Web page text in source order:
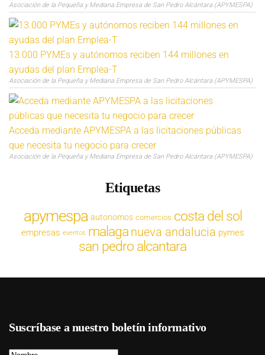
Asociación de la Pequeña y Mediana Empresa de San Pedro Alcántara (APYMESPA)
13.000 PYMEs y autónomos reciben 144 millones en
ayudas del plan Emplea-T
Asociación de la Pequeña y Mediana Empresa de San Pedro Alcántara (APYMESPA)
Acceda mediante APYMESPA a las licitaciones públicas
que necesita tu negocio para crecer
Asociación de la Pequeña y Mediana Empresa de San Pedro Alcántara (APYMESPA)
Etiquetas
apymespa autonomos comercios costa del sol
empresas eventos malaga nueva andalucia pymes
san pedro alcantara
Suscríbase a nuestro boletín informativo